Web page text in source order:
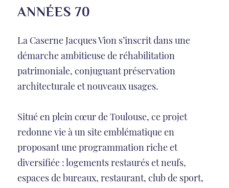
ANNÉES 70
La Caserne Jacques Vion s’inscrit dans une
démarche ambitieuse de réhabilitation
patrimoniale, conjuguant préservation
architecturale et nouveaux usages.
Situé en plein cœur de Toulouse, ce projet
redonne vie à un site emblématique en
proposant une programmation riche et
diversifiée : logements restaurés et neufs,
espaces de bureaux, restaurant, club de sport,